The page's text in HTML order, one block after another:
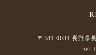
〒381-0034 長野県
tel.